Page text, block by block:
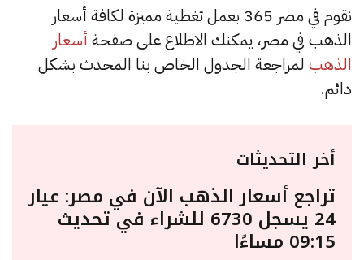
نقوم في مصر 365 بعمل تغطية مميزة لكافة أسعار
الذهب في مصر، يمكنك الاطلاع على صفحة أسعار
الذهب لمراجعة الجدول الخاص بنا المحدث بشكل
دائم.
أخر التحديثات
تراجع أسعار الذهب الآن في مصر: عيار
24 يسجل 6730 للشراء في تحديث
09:15 مساءًا